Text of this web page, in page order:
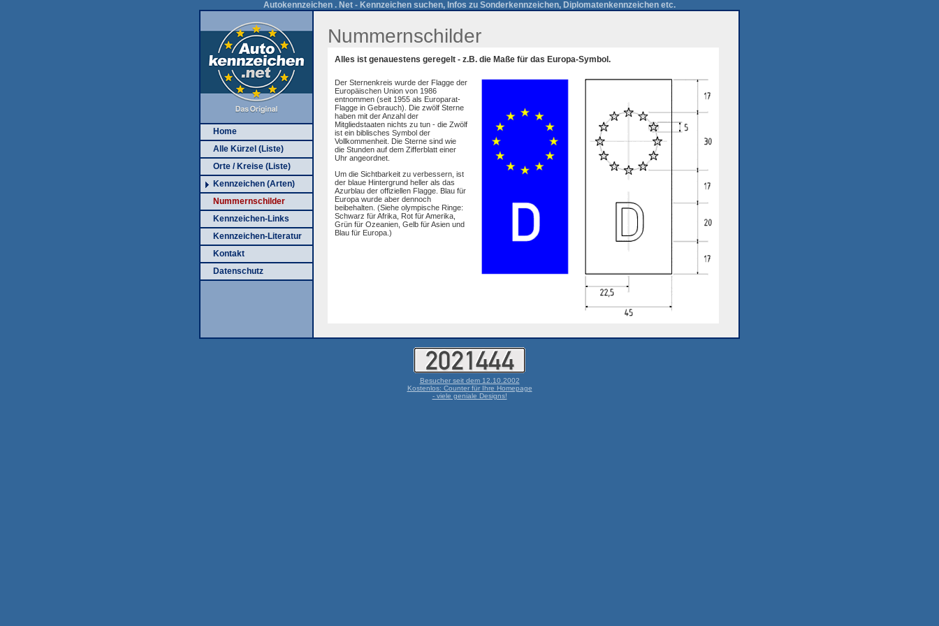
Autokennzeichen . Net - Kennzeichen suchen, Infos zu Sonderkennzeichen, Diplomatenkennzeichen etc.
Home
Alle Kürzel (Liste)
Orte / Kreise (Liste)
Kennzeichen (Arten)
Nummernschilder
Kennzeichen-Links
Kennzeichen-Literatur
Kontakt
Datenschutz
Nummernschilder
Alles ist genauestens geregelt - z.B. die Maße für das Europa-Symbol.
Der Sternenkreis wurde der Flagge der
Europäischen Union von 1986
entnommen (seit 1955 als Europarat-
Flagge in Gebrauch). Die zwölf Sterne
haben mit der Anzahl der
Mitgliedstaaten nichts zu tun - die Zwölf
ist ein biblisches Symbol der
Vollkommenheit. Die Sterne sind wie
die Stunden auf dem Zifferblatt einer
Uhr angeordnet.
Um die Sichtbarkeit zu verbessern, ist
der blaue Hintergrund heller als das
Azurblau der offiziellen Flagge. Blau für
Europa wurde aber dennoch
beibehalten. (Siehe olympische Ringe:
Schwarz für Afrika, Rot für Amerika,
Grün für Ozeanien, Gelb für Asien und
Blau für Europa.)
Besucher seit dem 12.10.2002
Kostenlos: Counter für Ihre Homepage
- viele geniale Designs!